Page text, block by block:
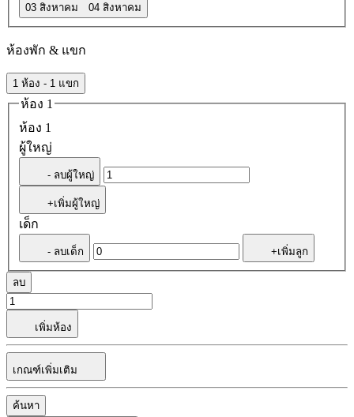
03 สิงหาคม 04 สิงหาคม
ห้องพัก & แขก
1 ห้อง - 1 แขก
ห้อง 1
ห้อง 1
ผู้ใหญ่
- ลบผู้ใหญ่
+เพิ่มผู้ใหญ่
เด็ก
- ลบเด็ก +เพิ่มลูก
ลบ
เพิ่มห้อง
เกณฑ์เพิ่มเติม
ค้นหา